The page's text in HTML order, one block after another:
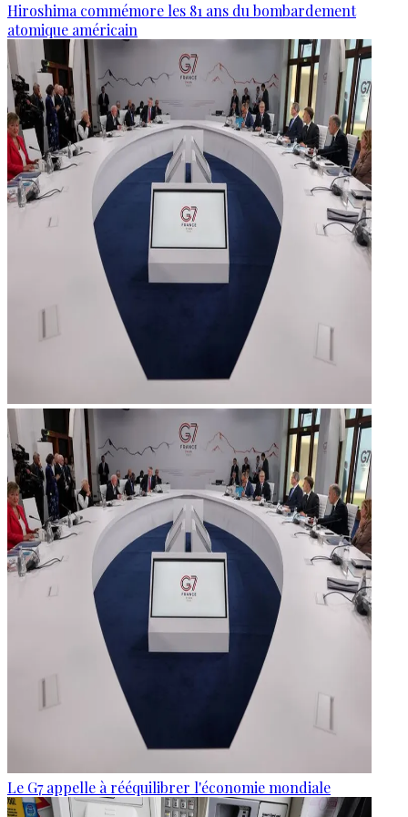
Hiroshima commémore les 81 ans du bombardement
atomique américain
Le G7 appelle à rééquilibrer l'économie mondiale